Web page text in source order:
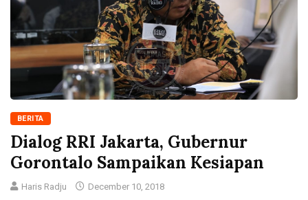
BERITA
Dialog RRI Jakarta, Gubernur
Gorontalo Sampaikan Kesiapan
Haris Radju December 10, 2018